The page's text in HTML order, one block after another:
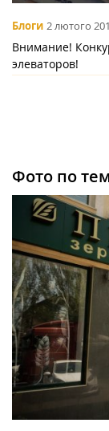
Блоги 2 лютого
Внимание!
элеваторов!
Фото по